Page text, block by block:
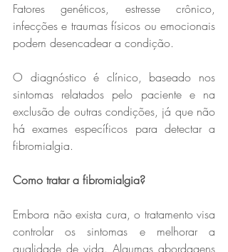
Fatores genéticos, estresse crônico,
infecções e traumas físicos ou emocionais
podem desencadear a condição.
O diagnóstico é clínico, baseado nos
sintomas relatados pelo paciente e na
exclusão de outras condições, já que não
há exames específicos para detectar a
fibromialgia.
Como tratar a fibromialgia?
Embora não exista cura, o tratamento visa
controlar os sintomas e melhorar a
qualidade de vida. Algumas abordagens